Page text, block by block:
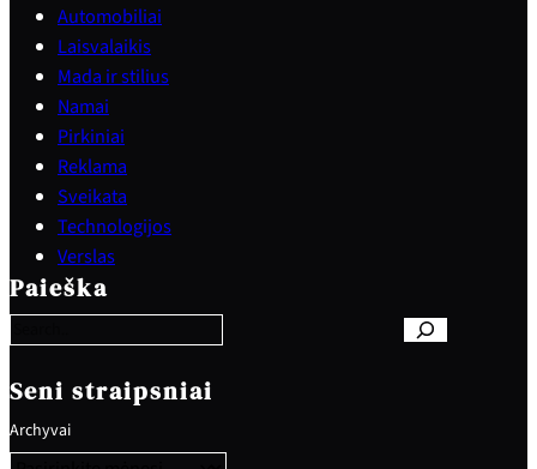
Automobiliai
Laisvalaikis
Mada ir stilius
Namai
Pirkiniai
Reklama
Sveikata
Technologijos
Verslas
Paieška
e
a
c
h
Seni straipsniai
Archyvai